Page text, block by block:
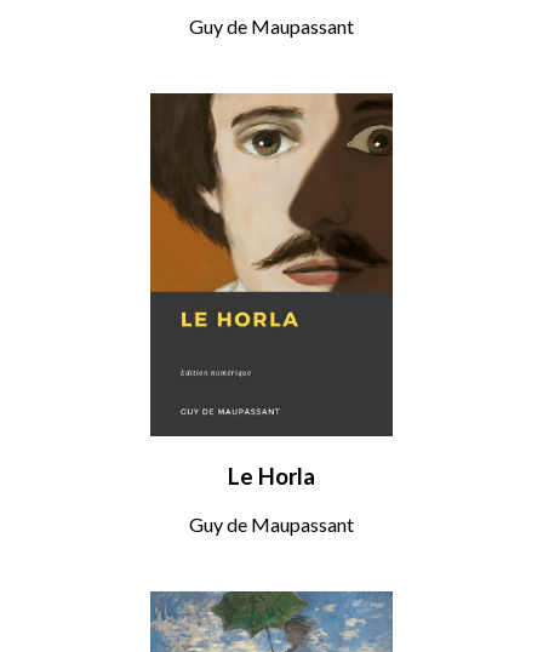
Guy de Maupassant
Le Horla
Guy de Maupassant